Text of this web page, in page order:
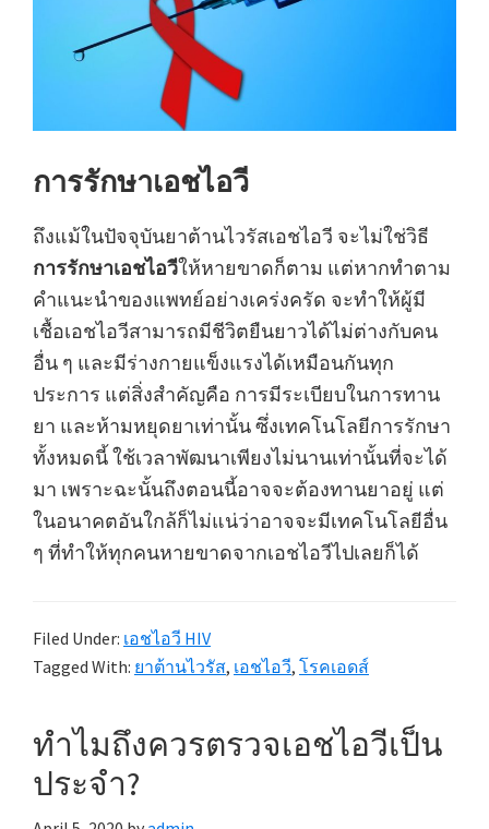
การรักษาเอชไอวี
ถึงแม้ในปัจจุบันยาต้านไวรัสเอชไอวี จะไม่ใช่วิธี
การรักษาเอชไอวีให้หายขาดก็ตาม แต่หากทำตาม
คำแนะนำของแพทย์อย่างเคร่งครัด จะทำให้ผู้มี
เชื้อเอชไอวีสามารถมีชีวิตยืนยาวได้ไม่ต่างกับคน
อื่น ๆ และมีร่างกายแข็งแรงได้เหมือนกันทุก
ประการ แต่สิ่งสำคัญคือ การมีระเบียบในการทาน
ยา และห้ามหยุดยาเท่านั้น ซึ่งเทคโนโลยีการรักษา
ทั้งหมดนี้ ใช้เวลาพัฒนาเพียงไม่นานเท่านั้นที่จะได้
มา เพราะฉะนั้นถึงตอนนี้อาจจะต้องทานยาอยู่ แต่
ในอนาคตอันใกล้ก็ไม่แน่ว่าอาจจะมีเทคโนโลยีอื่น
ๆ ที่ทำให้ทุกคนหายขาดจากเอชไอวีไปเลยก็ได้
Filed Under: เอชไอวี HIV
Tagged With: ยาต้านไวรัส, เอชไอวี, โรคเอดส์
ทำไมถึงควรตรวจเอชไอวีเป็น
ประจำ?